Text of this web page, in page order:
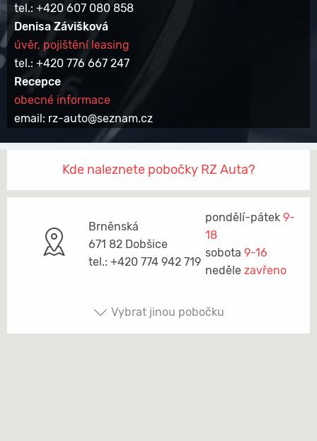
tel.: +420 607 080 858
Denisa Závišková
úvěr, pojištění leasing
tel.: +420 776 667 247
Recepce
obecné informace
email: rz-auto@seznam.cz
Kde naleznete pobočky RZ Auta?
Brněnská
671 82 Dobšice
tel.: +420 774 942 719
pondělí-pátek 9-
18
sobota 9-16
neděle zavřeno
Vybrat jinou pobočku